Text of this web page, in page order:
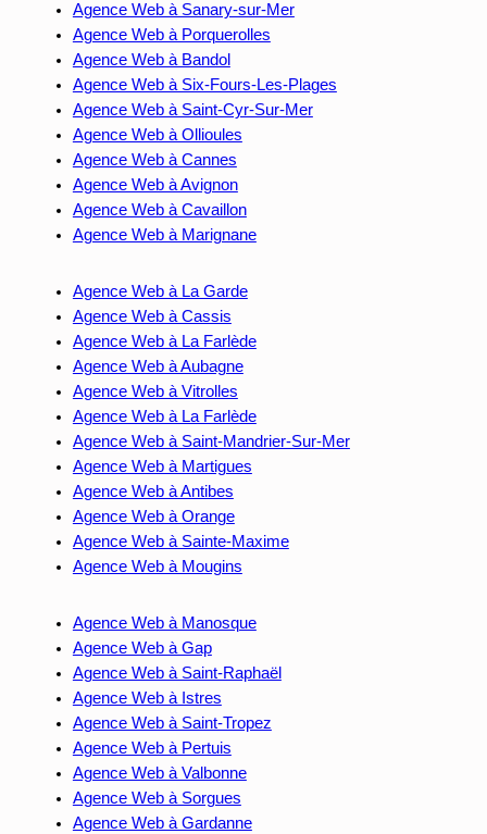
Agence Web à Sanary-sur-Mer
Agence Web à Porquerolles
Agence Web à Bandol
Agence Web à Six-Fours-Les-Plages
Agence Web à Saint-Cyr-Sur-Mer
Agence Web à Ollioules
Agence Web à Cannes
Agence Web à Avignon
Agence Web à Cavaillon
Agence Web à Marignane
Agence Web à La Garde
Agence Web à Cassis
Agence Web à La Farlède
Agence Web à Aubagne
Agence Web à Vitrolles
Agence Web à La Farlède
Agence Web à Saint-Mandrier-Sur-Mer
Agence Web à Martigues
Agence Web à Antibes
Agence Web à Orange
Agence Web à Sainte-Maxime
Agence Web à Mougins
Agence Web à Manosque
Agence Web à Gap
Agence Web à Saint-Raphaël
Agence Web à Istres
Agence Web à Saint-Tropez
Agence Web à Pertuis
Agence Web à Valbonne
Agence Web à Sorgues
Agence Web à Gardanne